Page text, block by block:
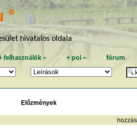
®
hivatalos oldala
felhasználók ~ + poi~ fórum
Előzmények